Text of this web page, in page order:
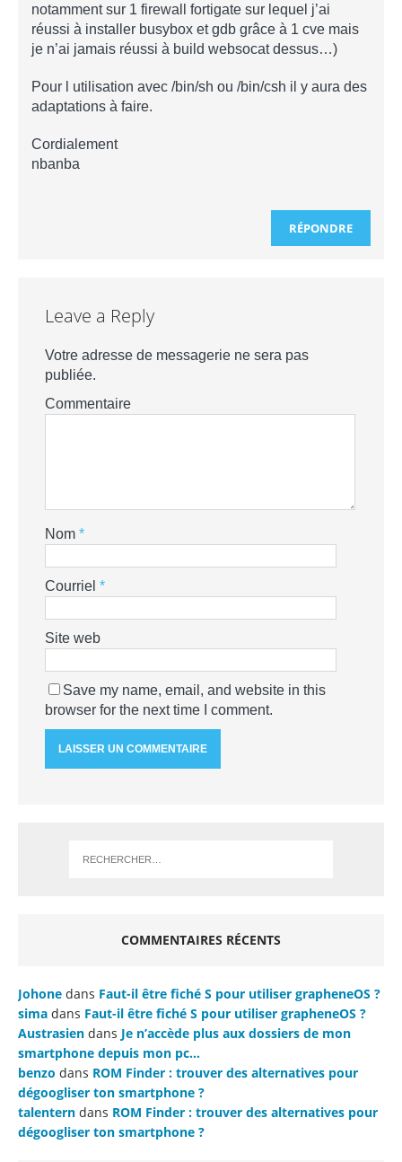
notamment sur 1 firewall fortigate sur lequel j’ai
réussi à installer busybox et gdb grâce à 1 cve mais
je n’ai jamais réussi à build websocat dessus…)
Pour l utilisation avec /bin/sh ou /bin/csh il y aura des
adaptations à faire.
Cordialement
nbanba
RÉPONDRE
Leave a Reply
Votre adresse de messagerie ne sera pas
publiée.
Commentaire
Nom *
Courriel *
Site web
Save my name, email, and website in this
browser for the next time I comment.
COMMENTAIRES RÉCENTS
Johone dans Faut-il être fiché S pour utiliser grapheneOS ?
sima dans Faut-il être fiché S pour utiliser grapheneOS ?
Austrasien dans Je n’accède plus aux dossiers de mon
smartphone depuis mon pc…
benzo dans ROM Finder : trouver des alternatives pour
dégoogliser ton smartphone ?
talentern dans ROM Finder : trouver des alternatives pour
dégoogliser ton smartphone ?